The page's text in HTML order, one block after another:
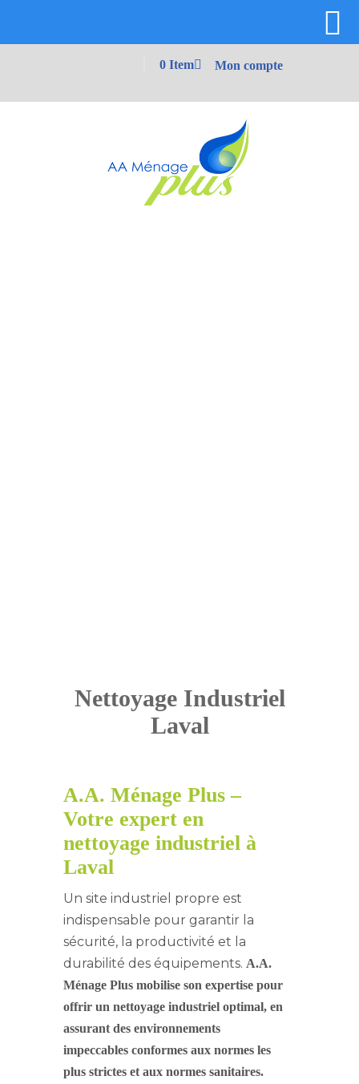
0 Item Mon compte
Nettoyage Industriel
Laval
A.A. Ménage Plus –
Votre expert en
nettoyage industriel à
Laval
Un site industriel propre est
indispensable pour garantir la
sécurité, la productivité et la
durabilité des équipements. A.A.
Ménage Plus mobilise son expertise pour
offrir un nettoyage industriel optimal, en
assurant des environnements
impeccables conformes aux normes les
plus strictes et aux normes sanitaires.